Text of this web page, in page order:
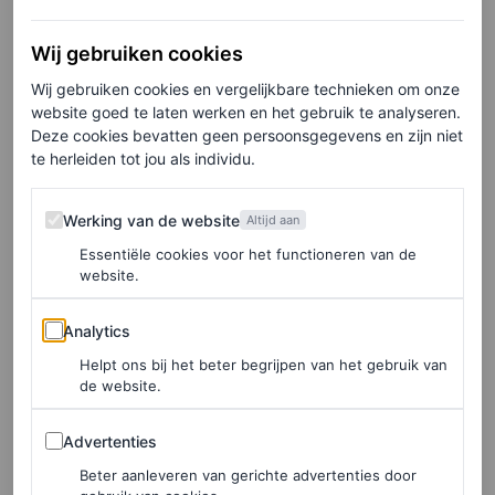
opmerkelijk te noemen. Ze heeft de overgang naar blond
dan ook geleidelijk gemaakt, zo legt haar
kleurspecialiste, Kadi Lee van Highbrow Hippie, uit.
“Bij drastische kleurveranderingen, in dit geval van bruin
naar blond, is mijn aanpak altijd hetzelfde: langzaam en
methodisch, terwijl ik altijd de gezondheid en integriteit
van het haar vooropstel.” Ze legt uit dat er meerdere
sessies nodig zijn om zo’n grote kleurverandering door te
voeren.
Lee prijst Roberts’ haar als het “beste canvas” en legt uit
hoe ze een prachtig multidimensionaal blond kapsel
Wij gebruiken cookies
Wij gebruiken cookies en vergelijkbare technieken om onze
website goed te laten werken en het gebruik te analyseren.
Deze cookies bevatten geen persoonsgegevens en zijn niet
te herleiden tot jou als individu.
Werking van de website
Werking van de website Altijd aan
Essentiële cookies voor het functioneren van de
website.
Analytics
Analytics
Helpt ons bij het beter begrijpen van het gebruik van
de website.
Advertenties
Advertenties
Beter aanleveren van gerichte advertenties door